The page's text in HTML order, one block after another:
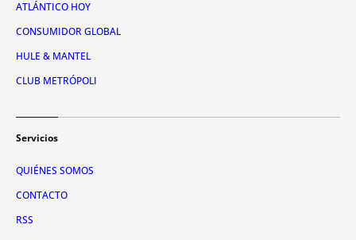
ATLÁNTICO HOY
CONSUMIDOR GLOBAL
HULE & MANTEL
CLUB METRÓPOLI
Servicios
QUIÉNES SOMOS
CONTACTO
RSS